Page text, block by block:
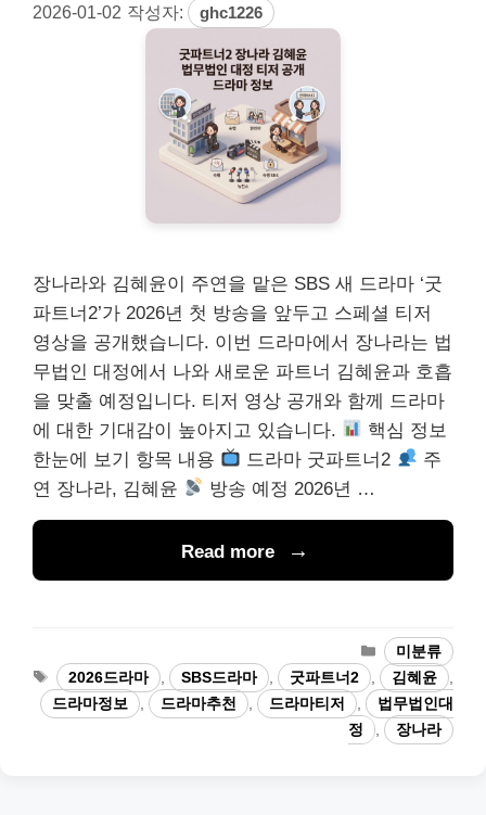
2026-01-02 작성자: ghc1226
장나라와 김혜윤이 주연을 맡은 SBS 새 드라마 ‘굿
파트너2’가 2026년 첫 방송을 앞두고 스페셜 티저
영상을 공개했습니다. 이번 드라마에서 장나라는 법
무법인 대정에서 나와 새로운 파트너 김혜윤과 호흡
을 맞출 예정입니다. 티저 영상 공개와 함께 드라마
에 대한 기대감이 높아지고 있습니다.
핵심 정보
한눈에 보기 항목 내용
드라마 굿파트너2
주
연 장나라, 김혜윤
방송 예정 2026년 …
Read more
카
테
고
리
미분류
태
그
2026드라마 SBS드라마 굿파트너2 김혜윤
드라마정보
드라마추천 드라마티저
법무법인대
정
장나라